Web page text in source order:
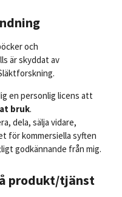
och
är skyddat av
en personlig licens att
bruk.
dela, sälja vidare,
för kommersiella syften
godkännande från mig.
produkt/tjänst